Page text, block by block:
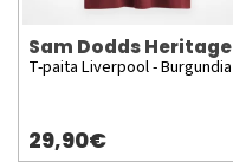
Sam Dodds Heritage
T-paita Liverpool - Burgundia
29,90€